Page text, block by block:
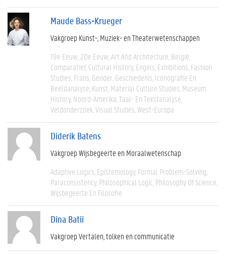
Maude Bass-Krueger
Vakgroep Kunst-, Muziek- en Theaterwetenschappen
19e Eeuw 20e Eeuw Art And Architecture België
Comparatief Cultural History Engels Exhibitions Fashion
Studies Frans Gender Geschiedenis Iconografie En
Beeldanalyse Kunst Material Culture Studies Museum
History Noord-Amerika Taal- En Tekstanalyse
Veldonderzoek Visual Studies West-Europa
Diderik Batens
Vakgroep Wijsbegeerte en Moraalwetenschap
Adaptive Logics Epistemology Formal Problem-Solving
Paraconsistency Philosophical Logic Philosophy Of Science
Wijsbegeerte En Filosofie
Dina Batii
Vakgroep Vertalen, tolken en communicatie